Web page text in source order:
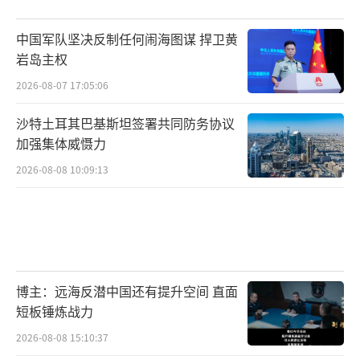
中国军队坚决反制任何闹海图谋 捍卫黄
岩岛主权
2026-08-07 17:05:06
沙特土耳其巴基斯坦签署共同防务协议
加强集体威慑力
2026-08-08 10:09:13
博主：远海反潜中国还有提升空间 直面
短板锤炼战力
2026-08-08 15:10:37